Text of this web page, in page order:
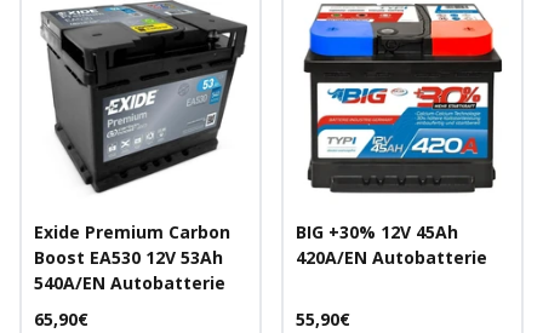
Exide Premium Carbon
Boost EA530 12V 53Ah
540A/EN Autobatterie
Angebotspreis
65,90€
BIG +30% 12V 45Ah
420A/EN Autobatterie
Angebotspreis
55,90€